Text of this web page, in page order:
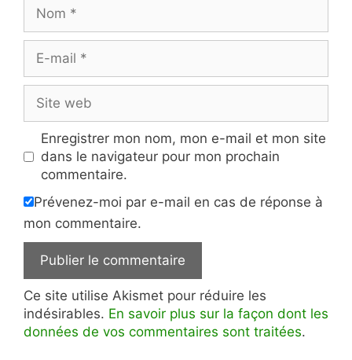
mail
web
Enregistrer mon nom, mon e-mail et mon site
dans le navigateur pour mon prochain
commentaire.
Prévenez-moi par e-mail en cas de réponse à
mon commentaire.
Ce site utilise Akismet pour réduire les
indésirables. En savoir plus sur la façon dont les
données de vos commentaires sont traitées.